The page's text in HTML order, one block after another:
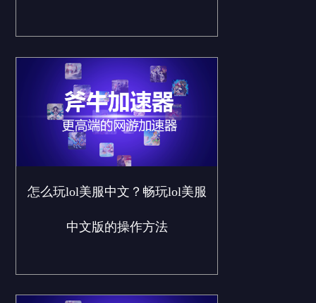
怎么玩lol美服中文？畅玩lol美服
中文版的操作方法